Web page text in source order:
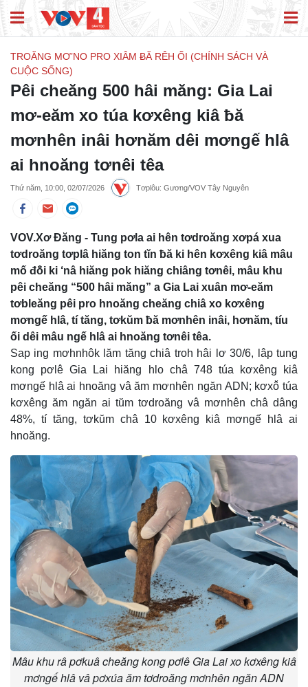
TROĂNG MƠ’NO PRO XIÂM ɃĂ RÊH ỐI (CHÍNH SÁCH VÀ
CUỘC SỐNG)
Pêi cheăng 500 hâi măng: Gia Lai
mơ-eăm xo túa kơxêng kiâ ƀă
mơnhên inâi hơnăm dêi mơngế hlâ
ai hnoăng tơnêi têa
Thứ năm, 10:00, 02/07/2026 Tơplôu: Gương/VOV Tây Nguyên
VOV.Xơ Đăng - Tung pơla ai hên tơdroăng xơpá xua
tơdroăng tơplâ hiăng ton tĭn ƀă ki hên kơxêng kiâ mâu
mố đô̆i ki ‘nâ hiăng pok hiăng chiâng tơnêi, mâu khu
pêi cheăng “500 hâi măng” a Gia Lai xuân mơ-eăm
tơbleăng pêi pro hnoăng cheăng chiâ xo kơxêng
mơngế hlâ, tí tăng, tơkŭm ƀă mơnhên inâi, hơnăm, tíu
ối dêi mâu ngế hlâ ai hnoăng tơnêi têa.
Sap ing mơhnhôk lăm tăng chiâ troh hâi lơ 30/6, lâp tung
kong pơlê Gia Lai hiăng hlo châ 748 túa kơxêng kiâ
mơngế hlâ ai hnoăng vâ ăm mơnhên ngăn ADN; kơxô̆ túa
kơxêng ăm ngăn ai tŭm tơdroăng vâ mơnhên châ dâng
48%, tí tăng, tơkŭm châ 10 kơxêng kiâ mơngế hlâ ai
hnoăng.
Mâu khu râ pơkuâ cheăng kong pơlê Gia Lai xo kơxêng kiâ
mơngế hlâ vâ pơxúa ăm tơdroăng mơnhên ngăn ADN